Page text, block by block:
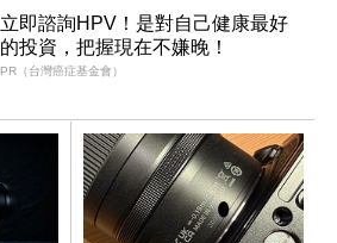
立即諮詢HPV！是對自己健康最好
的投資，把握現在不嫌晚！
PR（台灣癌症基金會）